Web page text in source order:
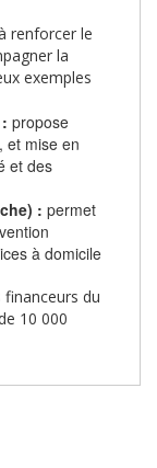
renforcer le
la
exemples
propose
et mise en
et des
: permet
à domicile
du
10 000